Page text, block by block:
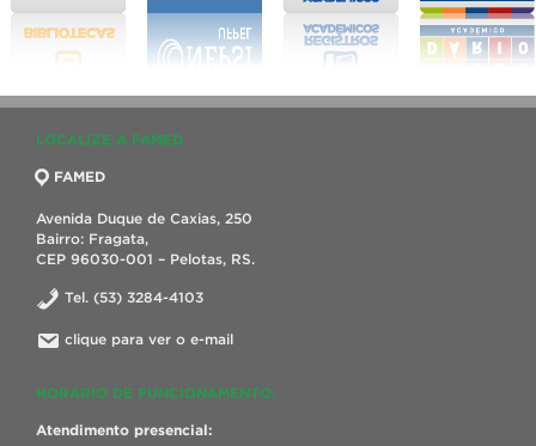
LOCALIZE A FAMED
FAMED
Avenida Duque de Caxias, 250
Bairro: Fragata,
CEP 96030-001 – Pelotas, RS.
Tel. (53) 3284-4103
clique para ver o e-mail
HORÁRIO DE FUNCIONAMENTO:
Atendimento presencial: